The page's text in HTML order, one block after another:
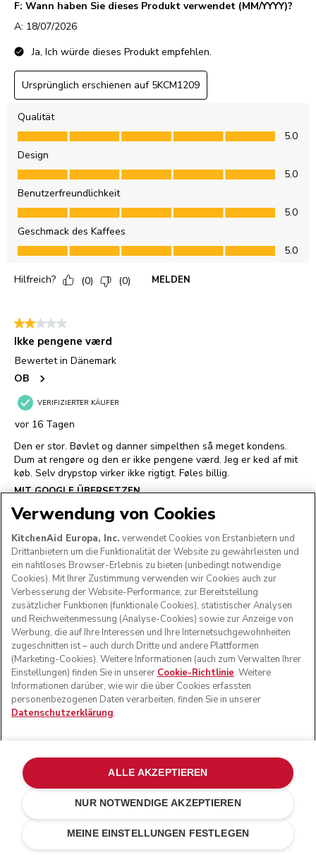
€ 104,30 Kosten einsparen€ 44,70
Verwendung von Cookies
KitchenAid Europa, Inc. verwendet Cookies von Erstanbietern und
Drittanbietern um die Funktionalität der Website zu gewährleisten und
ein nahtloses Browser-Erlebnis zu bieten (unbedingt notwendige
Cookies). Mit Ihrer Zustimmung verwenden wir Cookies auch zur
Verbesserung der Website-Performance, zur Bereitstellung
zusätzlicher Funktionen (funktionale Cookies), statistischer Analysen
und Reichweitenmessung (Analyse-Cookies) sowie zur Anzeige von
Werbung, die auf Ihre Interessen und Ihre Internetsuchgewohnheiten
zugeschnitten ist – auch durch Dritte und andere Plattformen
(Marketing-Cookies). Weitere Informationen (auch zum Verwalten Ihrer
Einstellungen) finden Sie in unserer Cookie-Richtlinie. Weitere
Informationen darüber, wie wir die über Cookies erfassten
personenbezogenen Daten verarbeiten, finden Sie in unserer
Datenschutzerklärung.
MEINE EINSTELLUNGEN FESTLEGEN
NUR NOTWENDIGE AKZEPTIEREN
ALLE AKZEPTIEREN